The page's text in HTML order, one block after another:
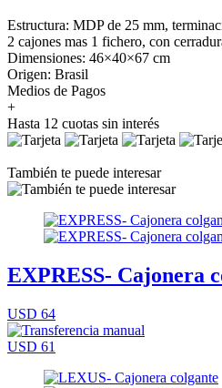
Estructura: MDP de 25 mm,
2 cajones mas 1 fichero, con
Dimensiones: 46×40×67 cm
Origen: Brasil
Medios de Pagos
+
Hasta 12 cuotas sin interés
También te puede interesar
EXPRESS- Cajonera
USD 64
USD 61